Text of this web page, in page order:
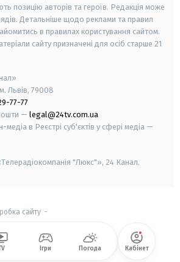
позицію авторів та героїв. Редакція може
Детальніше щодо реклами та правил
в правилах користування сайтом.
сайту призначені для осіб старше 21
Львів, 79008
77-77
— legal@24tv.com.ua
медіа в Реєстрі суб'єктів у сфері медіа —
"Люкс"», 24 Канал.
сайту-
Ігри Погода Кабінет